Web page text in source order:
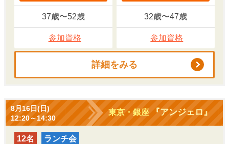
37歳〜52歳
参加資格
32歳〜47歳
参加資格
詳細をみる
8月16日(日)
12:20～14:30
東京・銀座『アンジェロ』
12名
ランチ会